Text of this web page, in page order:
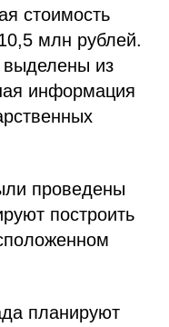
стоимость
млн рублей.
выделены из
информация
проведены
построить
планируют